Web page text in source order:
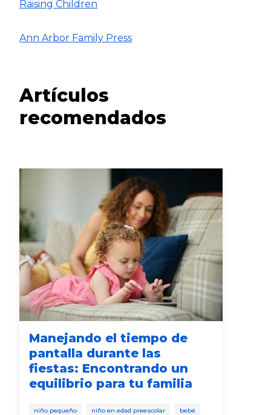
Raising Children
Ann Arbor Family Press
Artículos
recomendados
Manejando el tiempo de
pantalla durante las
fiestas: Encontrando un
equilibrio para tu familia
niño pequeño niño en edad preescolar bebé